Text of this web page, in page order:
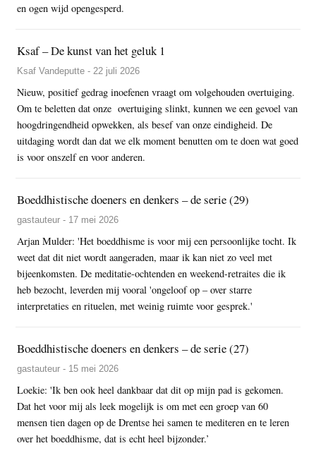
en ogen wijd opengesperd.
Ksaf – De kunst van het geluk 1
Ksaf Vandeputte - 22 juli 2026
Nieuw, positief gedrag inoefenen vraagt om volgehouden overtuiging.
Om te beletten dat onze overtuiging slinkt, kunnen we een gevoel van
hoogdringendheid opwekken, als besef van onze eindigheid. De
uitdaging wordt dan dat we elk moment benutten om te doen wat goed
is voor onszelf en voor anderen.
Boeddhistische doeners en denkers – de serie (29)
gastauteur - 17 mei 2026
Arjan Mulder: 'Het boeddhisme is voor mij een persoonlijke tocht. Ik
weet dat dit niet wordt aangeraden, maar ik kan niet zo veel met
bijeenkomsten. De meditatie-ochtenden en weekend-retraites die ik
heb bezocht, leverden mij vooral 'ongeloof op – over starre
interpretaties en rituelen, met weinig ruimte voor gesprek.'
Boeddhistische doeners en denkers – de serie (27)
gastauteur - 15 mei 2026
Loekie: 'Ik ben ook heel dankbaar dat dit op mijn pad is gekomen.
Dat het voor mij als leek mogelijk is om met een groep van 60
mensen tien dagen op de Drentse hei samen te mediteren en te leren
over het boeddhisme, dat is echt heel bijzonder.’